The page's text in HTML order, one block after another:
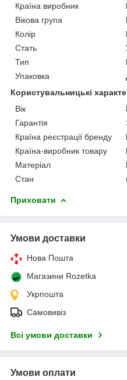
Країна виробник
Вікова група
Колір
Стать
Тип
Упаковка
Користувальницькі
Вік
Гарантія
Країна реєстрації бренду
Країна-виробник товару
Матеріал
Стан
Приховати
Умови доставки
Нова Пошта
Магазини Rozetka
Укрпошта
Самовивіз
Всі умови доставки
Умови оплати